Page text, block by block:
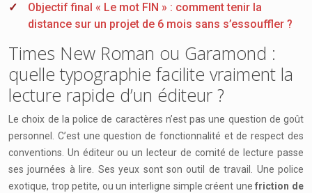
Objectif final « Le mot FIN » : comment tenir la
distance sur un projet de 6 mois sans s’essouffler ?
Times New Roman ou Garamond :
quelle typographie facilite vraiment la
lecture rapide d’un éditeur ?
Le choix de la police de caractères n’est pas une question de goût
personnel. C’est une question de fonctionnalité et de respect des
conventions. Un éditeur ou un lecteur de comité de lecture passe
ses journées à lire. Ses yeux sont son outil de travail. Une police
exotique, trop petite, ou un interligne simple créent unefriction de